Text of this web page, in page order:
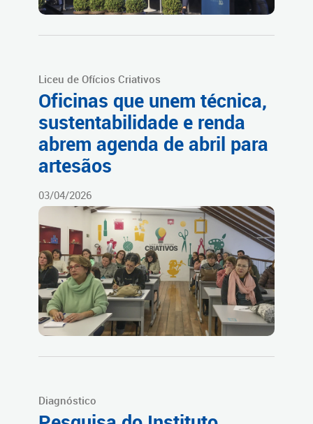
Liceu de Ofícios Criativos
Oficinas que unem técnica,
sustentabilidade e renda
abrem agenda de abril para
artesãos
03/04/2026
Diagnóstico